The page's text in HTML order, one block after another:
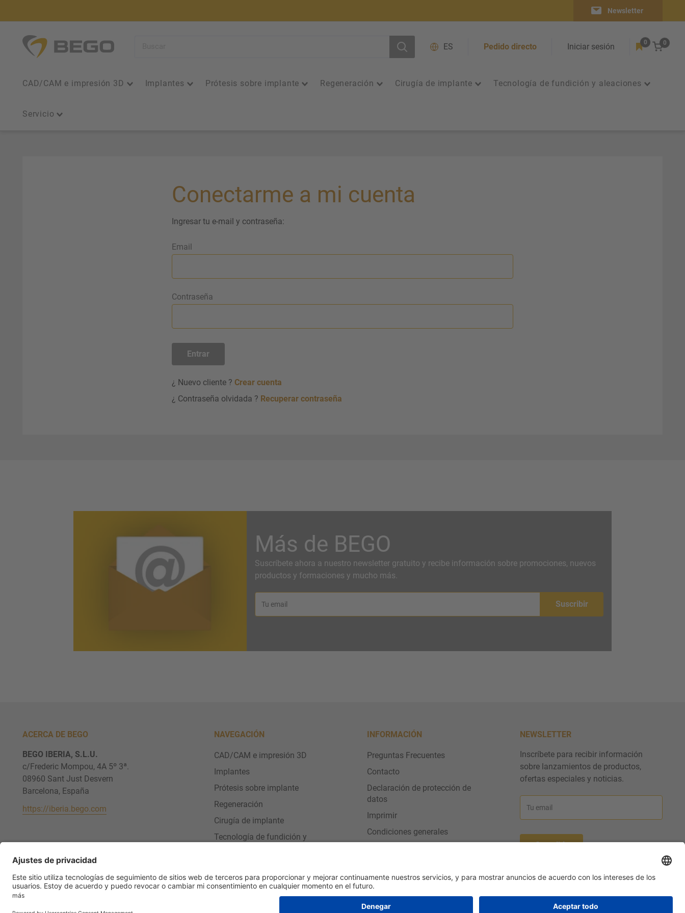
contenido
Newsletter
BEGO
Iberia
ES Pedido directo Iniciar sesión 0 0
CAD/CAM e impresión 3D Implantes Prótesis sobre implante Regeneración Cirugía de implante Tecnología de fundición y aleaciones
Servicio
Conectarme a mi cuenta
Ingresar tu e-mail y contraseña:
Email
Contraseña
Entrar
¿ Nuevo cliente ? Crear cuenta
¿ Contraseña olvidada ? Recuperar contraseña
Más de BEGO
Suscríbete ahora a nuestro newsletter gratuito y recibe información sobre promociones, nuevos
productos y formaciones y mucho más.
Tu email Suscribir
ACERCA DE BEGO
BEGO IBERIA, S.L.U.
c/Frederic Mompou, 4A 5º 3ª.
08960 Sant Just Desvern
Barcelona, España
https://iberia.bego.com
NAVEGACIÓN
CAD/CAM e impresión 3D
Implantes
Prótesis sobre implante
Regeneración
Cirugía de implante
Tecnología de fundición y
INFORMACIÓN
Preguntas Frecuentes
Contacto
Declaración de protección de
datos
Imprimir
Condiciones generales
NEWSLETTER
Inscríbete para recibir información
sobre lanzamientos de productos,
ofertas especiales y noticias.
Tu email
Suscribir
SÍGUENOS